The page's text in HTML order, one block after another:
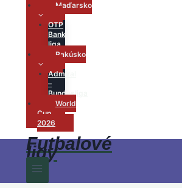
Maďarsko
OTP
Bank
liga
Rakúsko
Admiral
–
Bundesliga
World
Cup
2026
Futbalové
ligy